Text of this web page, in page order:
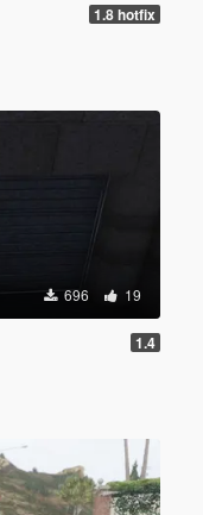
1.8 hotfix
696 19
1.4